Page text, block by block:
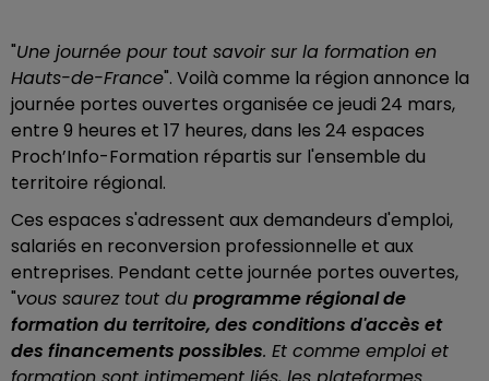
"Une journée pour tout savoir sur la formation en
Hauts-de-France". Voilà comme la région annonce la
journée portes ouvertes organisée ce jeudi 24 mars,
entre 9 heures et 17 heures, dans les 24 espaces
Proch’Info-Formation répartis sur l'ensemble du
territoire régional.
Ces espaces s'adressent aux demandeurs d'emploi,
salariés en reconversion professionnelle et aux
entreprises. Pendant cette journée portes ouvertes,
"vous saurez tout du programme régional de
formation du territoire, des conditions d'accès et
des financements possibles. Et comme emploi et